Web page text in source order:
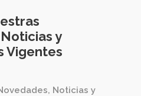
y
Vigentes
Noticias y